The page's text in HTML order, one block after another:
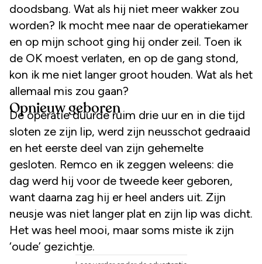
doodsbang. Wat als hij niet meer wakker zou
worden? Ik mocht mee naar de operatiekamer
en op mijn schoot ging hij onder zeil. Toen ik
de OK moest verlaten, en op de gang stond,
kon ik me niet langer groot houden. Wat als het
allemaal mis zou gaan?
Opnieuw geboren
De operatie duurde ruim drie uur en in die tijd
sloten ze zijn lip, werd zijn neusschot gedraaid
en het eerste deel van zijn gehemelte
gesloten. Remco en ik zeggen weleens: die
dag werd hij voor de tweede keer geboren,
want daarna zag hij er heel anders uit. Zijn
neusje was niet langer plat en zijn lip was dicht.
Het was heel mooi, maar soms miste ik zijn
‘oude’ gezichtje.